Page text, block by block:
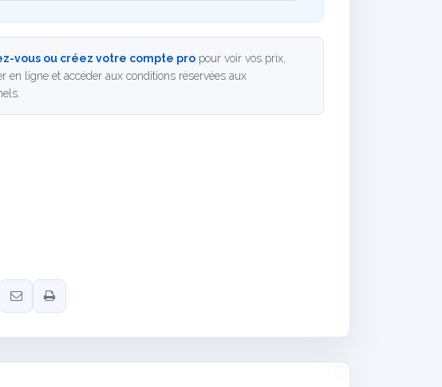
vous ou créez votre compte pro pour voir vos prix,
en ligne et accéder aux conditions réservées aux